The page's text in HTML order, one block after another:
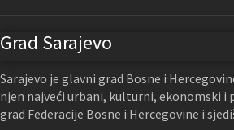
Grad Sarajevo
Sarajevo je glavni grad Bosne i
njen najveći urbani, kulturni, ekonomski i
grad Federacije Bosne i Hercegovine i